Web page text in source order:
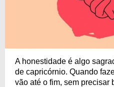
A honestidade é algo
de capricórnio. Quando
vão até o fim, sem precisar